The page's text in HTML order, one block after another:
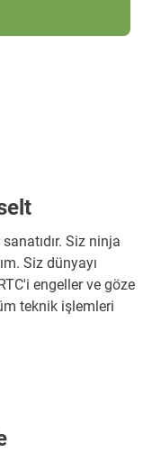
Siz ninja
Siz dünyayı
engeller ve göze
teknik işlemleri